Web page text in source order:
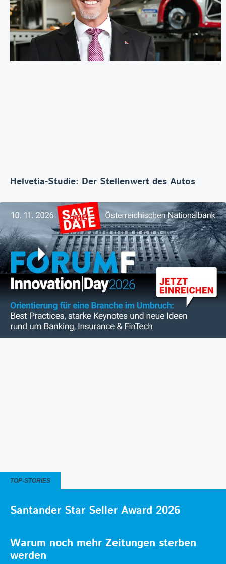
Helvetia-Studie: Der Stellenwert des Autos
TOP-STORIES
Santander Star Seller Award 2026
Warum noch mehr Zeitungen sterben
werden